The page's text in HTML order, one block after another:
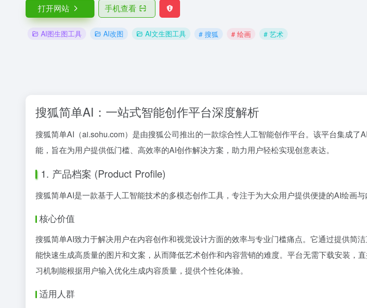
打开网站 手机查看
AI图生图工具 AI改图 AI文生图工具 # 搜狐 # 绘画 # 艺术
搜狐简单AI：一站式智能创作平台深度解析
搜狐简单AI（ai.sohu.com）是由搜狐公司推出的一款综合性人工智能创作平台。该平台集成
能，旨在为用户提供低门槛、高效率的AI创作解决方案，助力用户轻松实现创意表达。
1. 产品档案 (Product Profile)
搜狐简单AI是一款基于人工智能技术的多模态创作工具，专注于为大众用户提供便捷的AI绘画与
核心价值
搜狐简单AI致力于解决用户在内容创作和视觉设计方面的效率与专业门槛痛点。它通过提供简
能快速生成高质量的图片和文案，从而降低艺术创作和内容营销的难度。平台无需下载安装，
习机制能根据用户输入优化生成内容质量，提供个性化体验。
适用人群